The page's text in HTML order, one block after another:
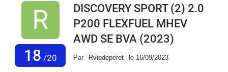
diesel 150 et 180cv casse après les
100 000. A ce prix ? ???
18 /20
DISCOVERY SPORT (2) 2.0
P200 FLEXFUEL MHEV
AWD SE BVA (2023)
Par Rviedeperet le 16/09/2023